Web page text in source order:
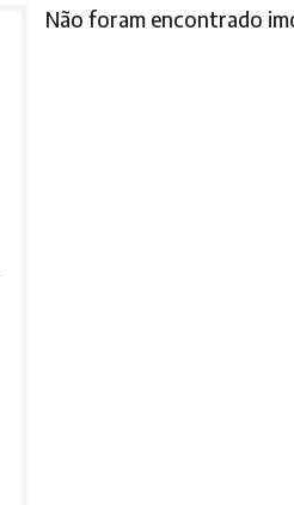
Não foram encontrado